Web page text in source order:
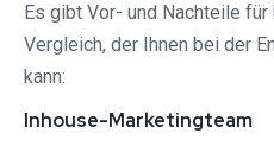
Es gibt Vor- und Nachteile
Vergleich, der Ihnen bei der
kann:
Inhouse-Marketingteam